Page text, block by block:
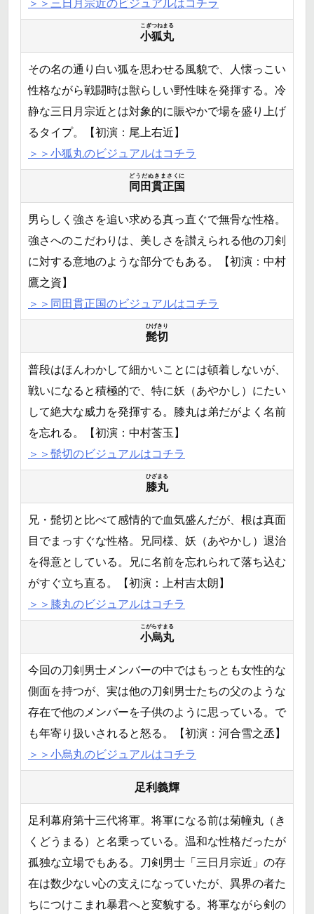
＞＞三日月宗近のビジュアルはコチラ
小狐丸
こぎつねまる
その名の通り白い狐を思わせる風貌で、人懐っこい
性格ながら戦闘時は獣らしい野性味を発揮する。冷
静な三日月宗近とは対象的に賑やかで場を盛り上げ
るタイプ。【初演：尾上右近】
＞＞小狐丸のビジュアルはコチラ
同田貫正国
どうだぬきまさくに
男らしく強さを追い求める真っ直ぐで無骨な性格。
強さへのこだわりは、美しさを讃えられる他の刀剣
に対する意地のような部分でもある。【初演：中村
鷹之資】
＞＞同田貫正国のビジュアルはコチラ
髭切
ひげきり
普段はほんわかして細かいことには頓着しないが、
戦いになると積極的で、特に妖（あやかし）にたい
して絶大な威力を発揮する。膝丸は弟だがよく名前
を忘れる。【初演：中村莟玉】
＞＞髭切のビジュアルはコチラ
膝丸
ひざまる
兄・髭切と比べて感情的で血気盛んだが、根は真面
目でまっすぐな性格。兄同様、妖（あやかし）退治
を得意としている。兄に名前を忘れられて落ち込む
がすぐ立ち直る。【初演：上村吉太朗】
＞＞膝丸のビジュアルはコチラ
小烏丸
こがらすまる
今回の刀剣男士メンバーの中ではもっとも女性的な
側面を持つが、実は他の刀剣男士たちの父のような
存在で他のメンバーを子供のように思っている。で
も年寄り扱いされると怒る。【初演：河合雪之丞】
＞＞小烏丸のビジュアルはコチラ
足利義輝
足利幕府第十三代将軍。将軍になる前は菊幢丸（き
くどうまる）と名乗っている。温和な性格だったが
孤独な立場でもある。刀剣男士「三日月宗近」の存
在は数少ない心の支えになっていたが、異界の者た
ちにつけこまれ暴君へと変貌する。将軍ながら剣の